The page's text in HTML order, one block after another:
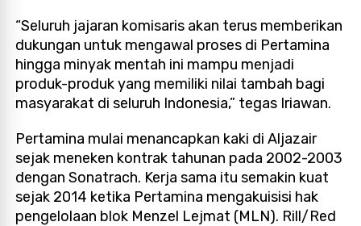
“Seluruh jajaran komisaris akan terus memberikan
dukungan untuk mengawal proses di Pertamina
hingga minyak mentah ini mampu menjadi
produk-produk yang memiliki nilai tambah bagi
masyarakat di seluruh Indonesia,” tegas Iriawan.
Pertamina mulai menancapkan kaki di Aljazair
sejak meneken kontrak tahunan pada 2002-2003
dengan Sonatrach. Kerja sama itu semakin kuat
sejak 2014 ketika Pertamina mengakuisisi hak
pengelolaan blok Menzel Lejmat (MLN). Rill/Red